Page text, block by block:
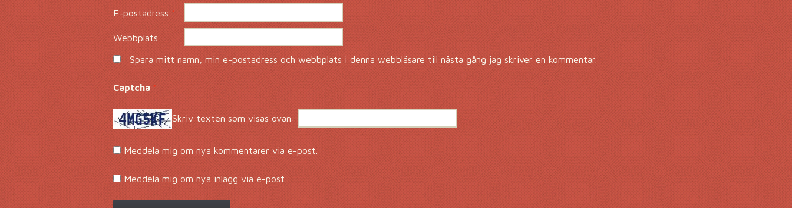
E-postadress*
Webbplats
Spara mitt namn, min e-postadress och webbplats i denna webbläsare till nästa gång jag skriver en kommentar.
Captcha*
Skriv texten som visas ovan:
Meddela mig om nya kommentarer via e-post.
Meddela mig om nya inlägg via e-post.